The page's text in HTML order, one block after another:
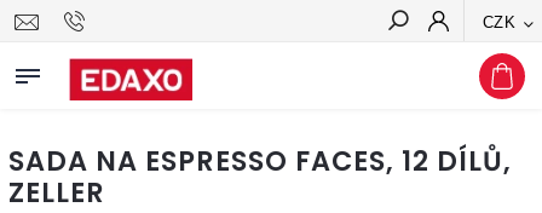
CZK
Hledat
SADA NA ESPRESSO FACES, 12 DÍLŮ,
ZELLER